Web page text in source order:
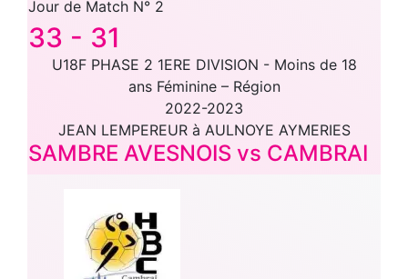
Jour de Match N° 2
33 - 31
U18F PHASE 2 1ERE DIVISION - Moins de 18
ans Féminine – Région
2022-2023
JEAN LEMPEREUR à AULNOYE AYMERIES
SAMBRE AVESNOIS vs CAMBRAI